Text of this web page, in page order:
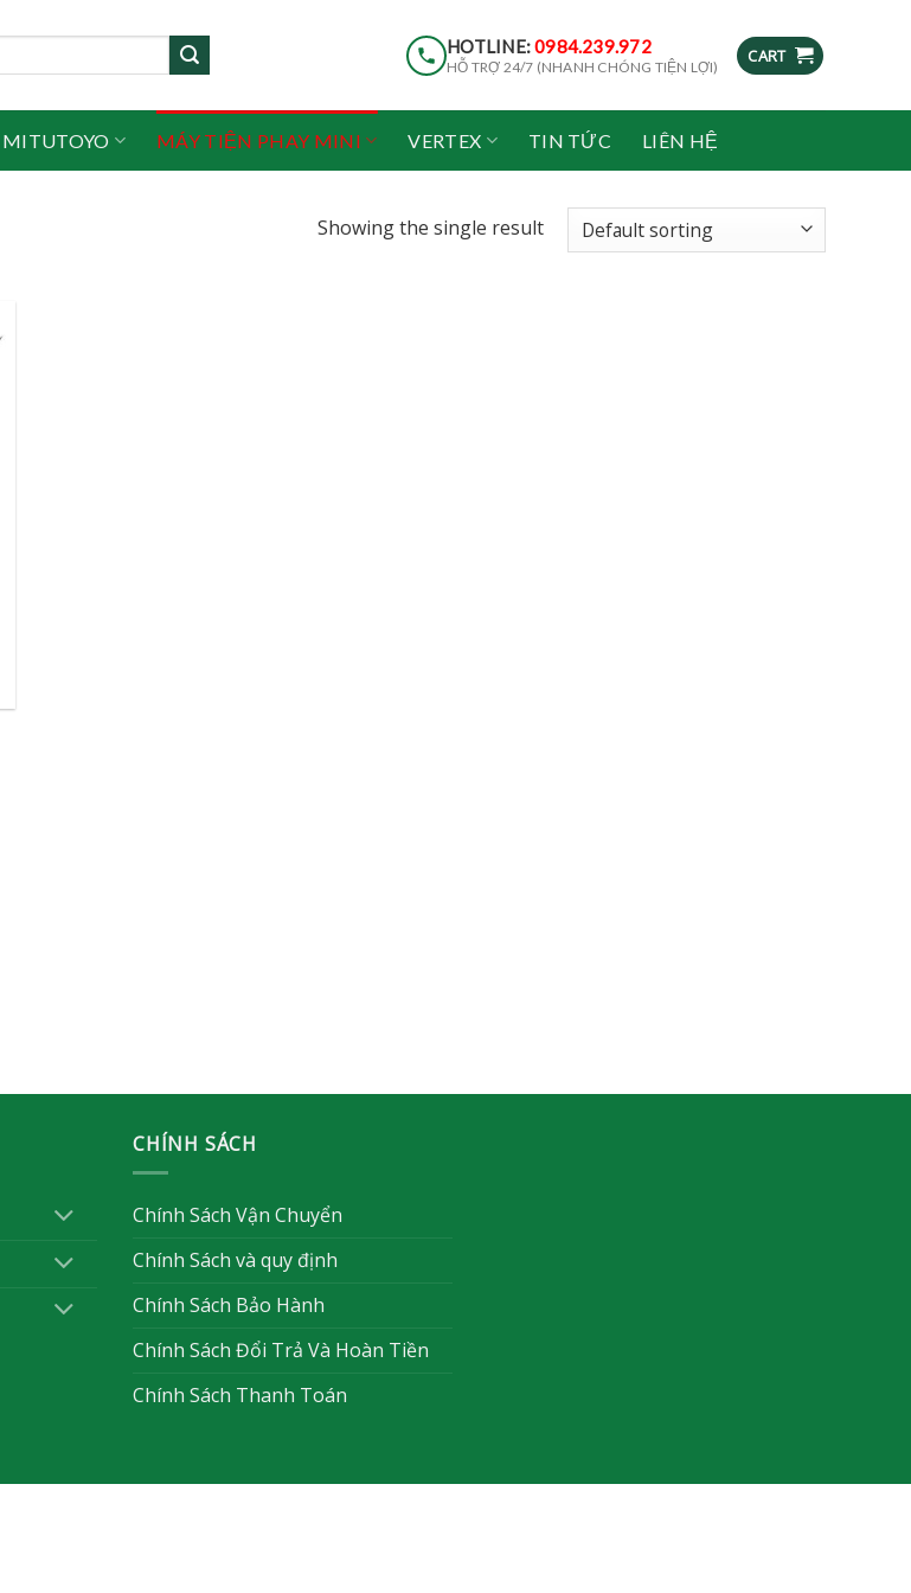
HOTLINE:0984.239.972
HỖ TRỢ 24/7 (NHANH CHÓNG TIỆN LỢI)
CART
MITUTOYO MÁY TIỆN PHAY MINI VERTEX TIN TỨC LIÊN HỆ
Showing the single result
CHÍNH SÁCH
Chính Sách Vận Chuyển
Chính Sách và quy định
Chính Sách Bảo Hành
Chính Sách Đổi Trả Và Hoàn Tiền
Chính Sách Thanh Toán